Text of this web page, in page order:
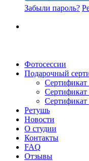
Забыли пароль?
Фотосессии
Подарочный
Сертификат
Сертификат
Сертификат
Ретушь
Новости
О студии
Контакты
FAQ
Отзывы